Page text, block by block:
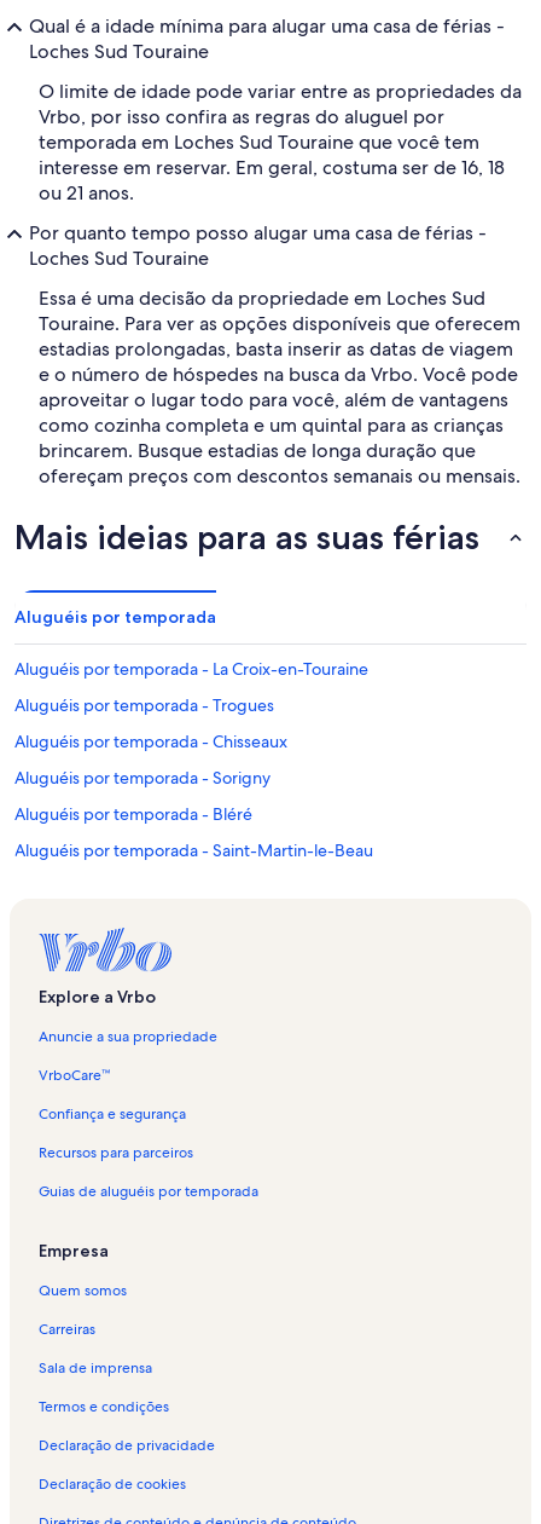
Qual é a idade mínima para alugar uma casa de férias -
Loches Sud Touraine
O limite de idade pode variar entre as propriedades da
Vrbo, por isso confira as regras do aluguel por
temporada em Loches Sud Touraine que você tem
interesse em reservar. Em geral, costuma ser de 16, 18
ou 21 anos.
Por quanto tempo posso alugar uma casa de férias -
Loches Sud Touraine
Essa é uma decisão da propriedade em Loches Sud
Touraine. Para ver as opções disponíveis que oferecem
estadias prolongadas, basta inserir as datas de viagem
e o número de hóspedes na busca da Vrbo. Você pode
aproveitar o lugar todo para você, além de vantagens
como cozinha completa e um quintal para as crianças
brincarem. Busque estadias de longa duração que
ofereçam preços com descontos semanais ou mensais.
Mais ideias para as suas férias
Aluguéis por temporada
Aluguéis por temporada - La Croix-en-Touraine
Aluguéis por temporada - Trogues
Aluguéis por temporada - Chisseaux
Aluguéis por temporada - Sorigny
Aluguéis por temporada - Bléré
Aluguéis por temporada - Saint-Martin-le-Beau
Aluguéis por temporada - Neuil
Aluguéis por temporada - Montrichard Val de Cher
Explore a Vrbo
Anuncie a sua propriedade
VrboCare™
Confiança e segurança
Recursos para parceiros
Guias de aluguéis por temporada
Empresa
Quem somos
Carreiras
Sala de imprensa
Termos e condições
Declaração de privacidade
Declaração de cookies